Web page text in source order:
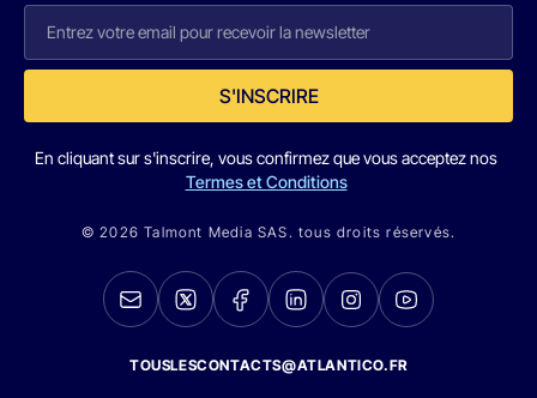
S'INSCRIRE
En cliquant sur s'inscrire, vous confirmez que vous acceptez nos
Termes et Conditions
© 2026 Talmont Media SAS. tous droits réservés.
TOUSLESCONTACTS@ATLANTICO.FR